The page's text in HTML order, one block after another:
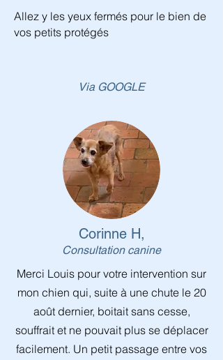
Allez y les yeux fermés pour le bien de
vos petits protégés
Via GOOGLE
Corinne H,
Consultation canine
Merci Louis pour votre intervention sur
mon chien qui, suite à une chute le 20
août dernier, boitait sans cesse,
souffrait et ne pouvait plus se déplacer
facilement. Un petit passage entre vos